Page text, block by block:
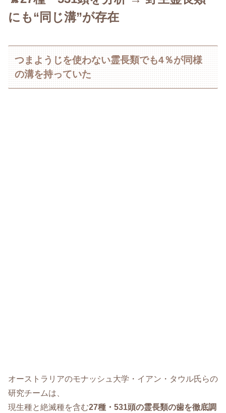
にも“同じ溝”が存在
つまようじを使わない霊長類でも4％が同様
の溝を持っていた
オーストラリアのモナッシュ大学・イアン・タウル氏らの
研究チームは、
現生種と絶滅種を含む27種・531頭の霊長類の歯を徹底調